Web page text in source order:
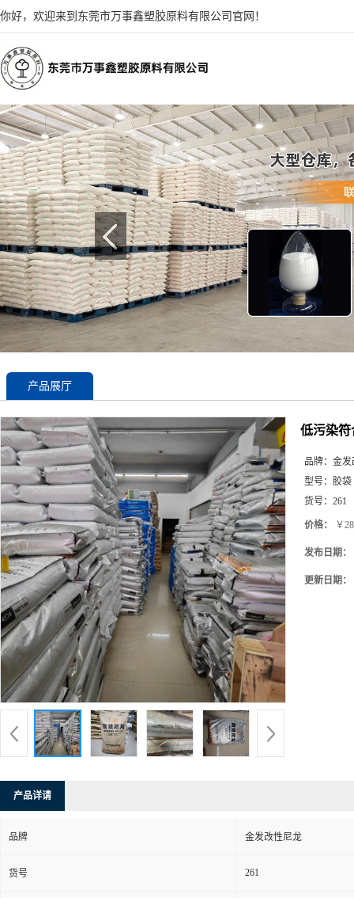
你好，欢迎来到东莞市万事鑫塑胶原料有限公司官网！
产品展厅
低污染符
品牌： 金发
型号： 胶袋
货号： 261
价格： ￥
发布日期：
更新日期：
产品详请
品牌 金发改性尼龙
货号 261